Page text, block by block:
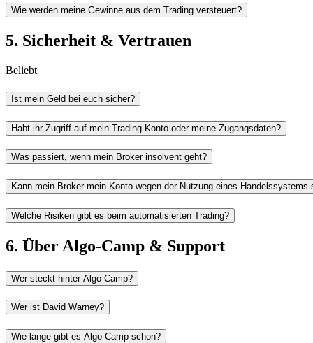
Wie werden meine Gewinne aus dem Trading versteuert?
5. Sicherheit & Vertrauen
Beliebt
Ist mein Geld bei euch sicher?
Habt ihr Zugriff auf mein Trading-Konto oder meine Zugangsdaten?
Was passiert, wenn mein Broker insolvent geht?
Kann mein Broker mein Konto wegen der Nutzung eines Handelssystems
Welche Risiken gibt es beim automatisierten Trading?
6. Über Algo-Camp & Support
Wer steckt hinter Algo-Camp?
Wer ist David Warney?
Wie lange gibt es Algo-Camp schon?